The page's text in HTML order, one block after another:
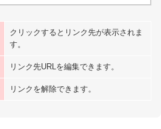
クリックするとリンク先が表示されま
す。
リンク先URLを編集できます。
リンクを解除できます。